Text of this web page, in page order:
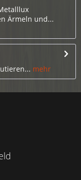
Ärmeln und...
mehr